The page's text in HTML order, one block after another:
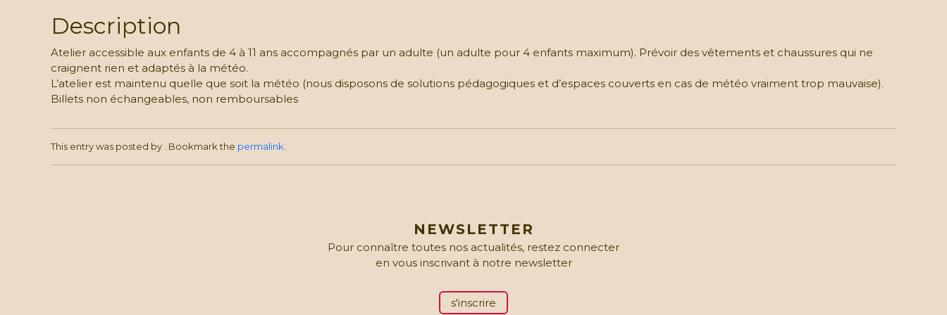
Description
Atelier accessible aux enfants de 4 à 11 ans accompagnés par un adulte (un adulte pour 4 enfants maximum). Prévoir des vêtements et chaussures qui ne
craignent rien et adaptés à la météo.
L’atelier est maintenu quelle que soit la météo (nous disposons de solutions pédagogiques et d’espaces couverts en cas de météo vraiment trop mauvaise).
Billets non échangeables, non remboursables
This entry was posted by . Bookmark the permalink.
NEWSLETTER
Pour connaître toutes nos actualités, restez connecter
en vous inscrivant à notre newsletter
s'inscrire